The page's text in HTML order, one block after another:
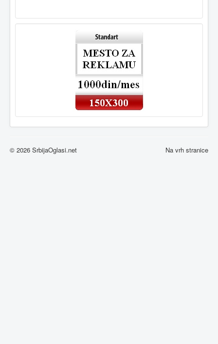
Na vrh stranice
© 2026 SrbijaOglasi.net